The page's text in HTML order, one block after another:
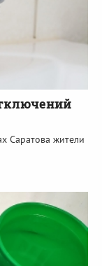
Саратова жители